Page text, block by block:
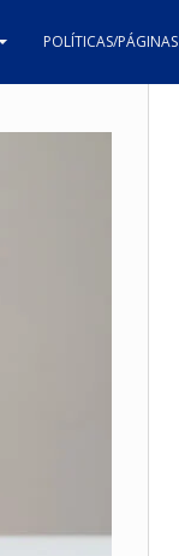
POLÍTICAS/PÁGINAS